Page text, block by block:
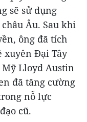
sẽ sử dụng
Âu. Sau khi
ông đã tích
xuyên Đại Tây
Lloyd Austin
đã tăng cường
nỗ lực
cũ.